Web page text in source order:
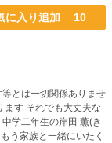
に入り追加 10
とは一切関係ありませ